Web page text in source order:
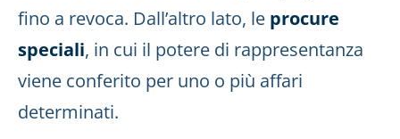
fino a revoca. Dall’altro lato, le procure
speciali, in cui il potere di rappresentanza
viene conferito per uno o più affari
determinati.